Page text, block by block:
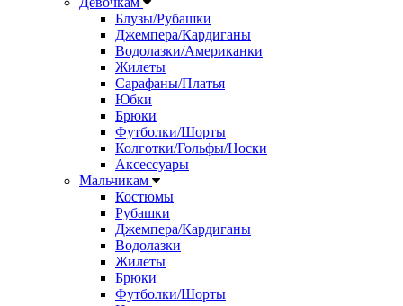
Блузы/Рубашки
Джемпера/Кардиганы
Водолазки/Американки
Жилеты
Сарафаны/Платья
Юбки
Брюки
Футболки/Шорты
Колготки/Гольфы/Носки
Аксессуары
Мальчикам
Костюмы
Рубашки
Джемпера/Кардиганы
Водолазки
Жилеты
Брюки
Футболки/Шорты